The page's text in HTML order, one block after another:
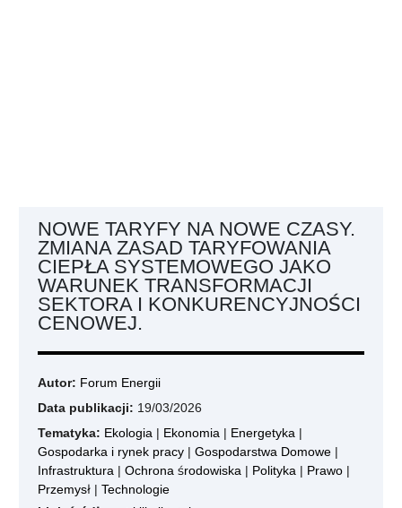
NOWE TARYFY NA NOWE CZASY.
ZMIANA ZASAD TARYFOWANIA
CIEPŁA SYSTEMOWEGO JAKO
WARUNEK TRANSFORMACJI
SEKTORA I KONKURENCYJNOŚCI
CENOWEJ.
Autor: Forum Energii
Data publikacji: 19/03/2026
Tematyka: Ekologia | Ekonomia | Energetyka |
Gospodarka i rynek pracy | Gospodarstwa Domowe |
Infrastruktura | Ochrona środowiska | Polityka | Prawo |
Przemysł | Technologie